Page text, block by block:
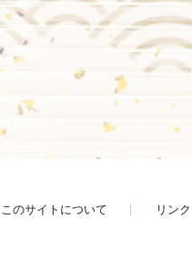
このサイトについて リンク